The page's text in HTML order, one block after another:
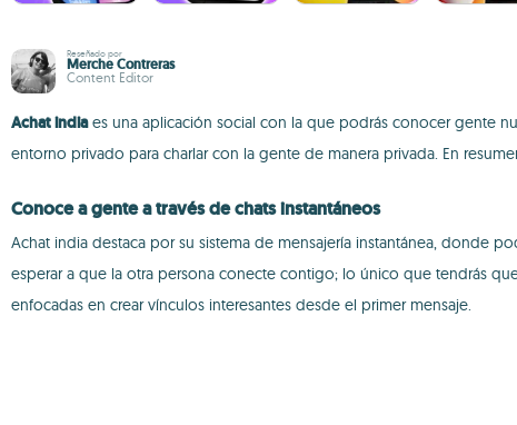
Reseñado por
Merche Contreras
Content Editor
Achat indiaes una aplicación social con la que podrás conocer gente
entorno privado para charlar con la gente de manera privada. En
Conoce a gente a través de chats instantáneos
Achat india destaca por su sistema de mensajería instantánea, donde
esperar a que la otra persona conecte contigo; lo único que tendrás
enfocadas en crear vínculos interesantes desde el primer mensaje.